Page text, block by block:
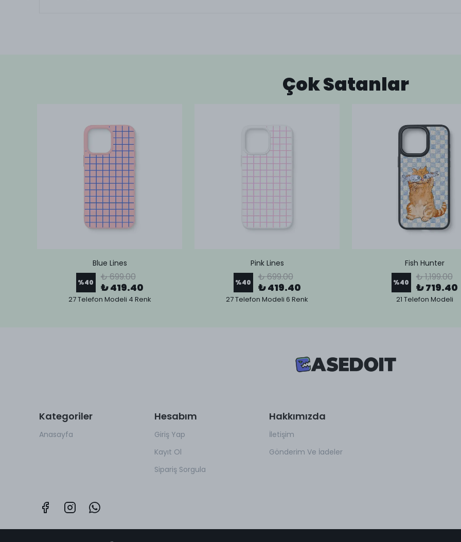
Çok Satanlar
Blue Lines
%40 ₺ 699.00
₺ 419.40
27 Telefon Modeli 4 Renk
Pink Lines
%40 ₺ 699.00
₺ 419.40
27 Telefon Modeli 6 Renk
Fish Hunter
%40 ₺ 1,199.00
₺ 719.40
21 Telefon Modeli
Kategoriler
Anasayfa
Hesabım
Giriş Yap
Kayıt Ol
Sipariş Sorgula
Hakkımızda
İletişim
Gönderim Ve İadeler